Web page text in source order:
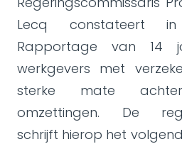
Lecq constateert
Rapportage van 14
werkgevers met
sterke mate
omzettingen. De
schrijft hierop het